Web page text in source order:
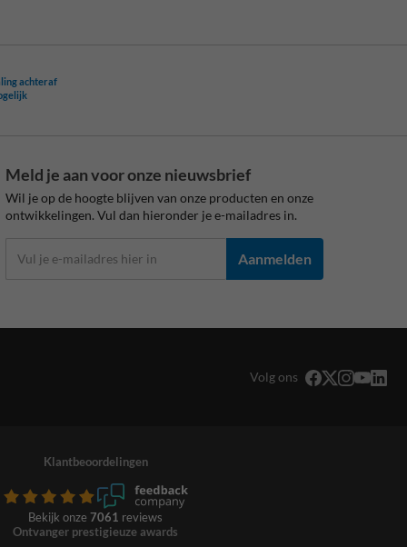
achteraf
Meld je aan voor onze nieuwsbrief
Wil je op de hoogte blijven van onze producten en onze
ontwikkelingen. Vul dan hieronder je e-mailadres in.
Aanmelden
Volg ons
Klantbeoordelingen
Bekijk onze 7061 reviews
Ontvanger prestigieuze awards